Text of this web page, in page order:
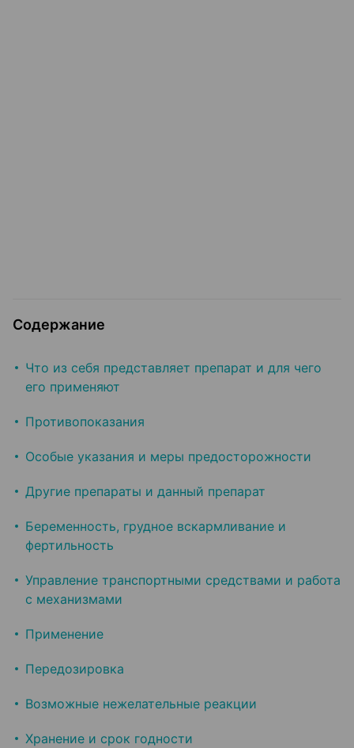
Содержание
Что из себя представляет препарат и для чего
его применяют
Противопоказания
Особые указания и меры предосторожности
Другие препараты и данный препарат
Беременность, грудное вскармливание и
фертильность
Управление транспортными средствами и работа
с механизмами
Применение
Передозировка
Возможные нежелательные реакции
Хранение и срок годности